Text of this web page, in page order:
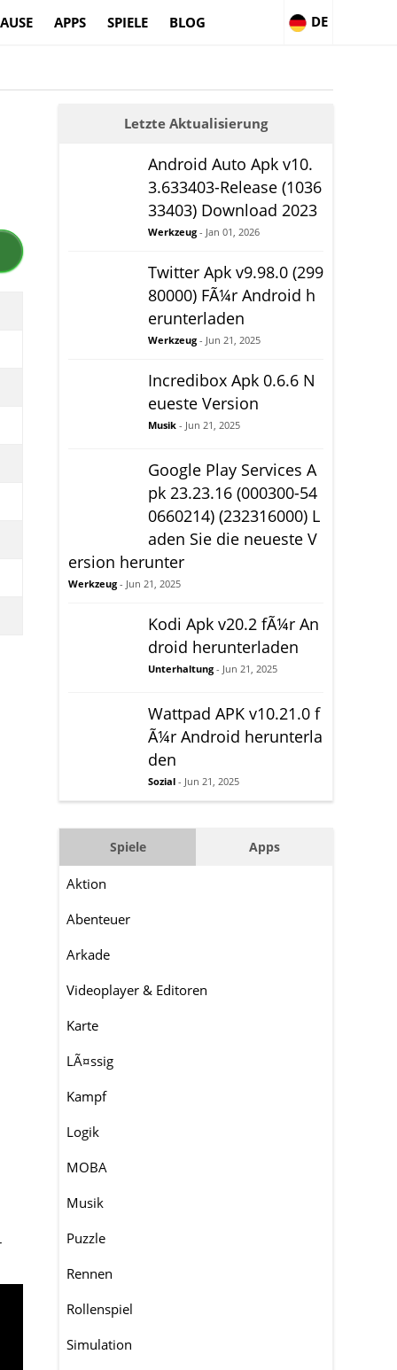
APPS SPIELE BLOG DE
Letzte Aktualisierung
Android Auto Apk v10.
3.633403-Release (1036
33403) Download 2023
Werkzeug - Jan 01, 2026
Twitter Apk v9.98.0 (299
80000) FÃ¼r Android h
erunterladen
Werkzeug - Jun 21, 2025
Incredibox Apk 0.6.6 N
eueste Version
Musik - Jun 21, 2025
Google Play Services A
pk 23.23.16 (000300-54
0660214) (232316000) L
aden Sie die neueste V
ersion herunter
Werkzeug - Jun 21, 2025
Kodi Apk v20.2 fÃ¼r An
droid herunterladen
Unterhaltung - Jun 21, 2025
Wattpad APK v10.21.0 f
Ã¼r Android herunterla
den
Sozial - Jun 21, 2025
Spiele Apps
Aktion
Abenteuer
Arkade
Videoplayer & Editoren
Karte
LÃ¤ssig
Kampf
Logik
MOBA
Musik
Puzzle
Rennen
Rollenspiel
Simulation